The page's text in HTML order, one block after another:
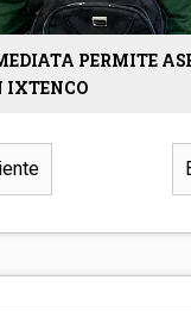
PERMITE
IXTENCO